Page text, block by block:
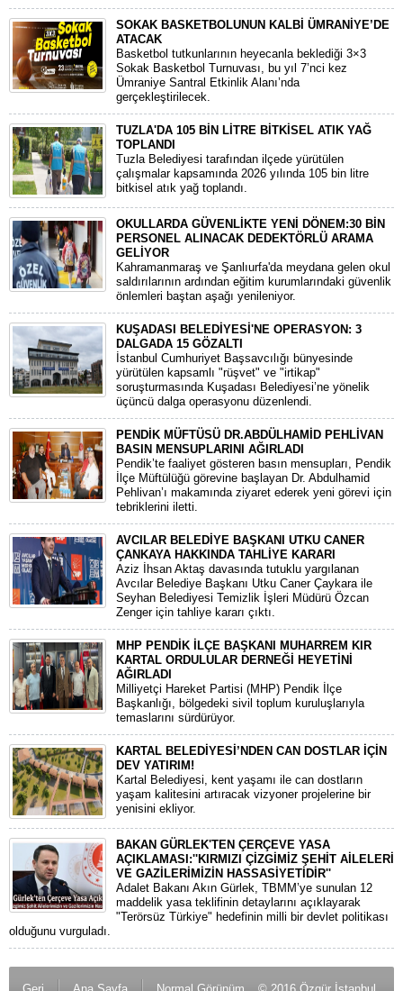
SOKAK BASKETBOLUNUN KALBİ ÜMRANİYE’DE
ATACAK
Basketbol tutkunlarının heyecanla beklediği 3×3
Sokak Basketbol Turnuvası, bu yıl 7’nci kez
Ümraniye Santral Etkinlik Alanı’nda
gerçekleştirilecek.
TUZLA'DA 105 BİN LİTRE BİTKİSEL ATIK YAĞ
TOPLANDI
Tuzla Belediyesi tarafından ilçede yürütülen
çalışmalar kapsamında 2026 yılında 105 bin litre
bitkisel atık yağ toplandı.
OKULLARDA GÜVENLİKTE YENİ DÖNEM:30 BİN
PERSONEL ALINACAK DEDEKTÖRLÜ ARAMA
GELİYOR
​Kahramanmaraş ve Şanlıurfa'da meydana gelen okul
saldırılarının ardından eğitim kurumlarındaki güvenlik
önlemleri baştan aşağı yenileniyor.
KUŞADASI BELEDİYESİ'NE OPERASYON: 3
DALGADA 15 GÖZALTI
​İstanbul Cumhuriyet Başsavcılığı bünyesinde
yürütülen kapsamlı "rüşvet" ve "irtikap"
soruşturmasında Kuşadası Belediyesi’ne yönelik
üçüncü dalga operasyonu düzenlendi.
PENDİK MÜFTÜSÜ DR.ABDÜLHAMİD PEHLİVAN
BASIN MENSUPLARINI AĞIRLADI
​Pendik’te faaliyet gösteren basın mensupları, Pendik
İlçe Müftülüğü görevine başlayan Dr. Abdulhamid
Pehlivan’ı makamında ziyaret ederek yeni görevi için
tebriklerini iletti.
AVCILAR BELEDİYE BAŞKANI UTKU CANER
ÇANKAYA HAKKINDA TAHLİYE KARARI
​Aziz İhsan Aktaş davasında tutuklu yargılanan
Avcılar Belediye Başkanı Utku Caner Çaykara ile
Seyhan Belediyesi Temizlik İşleri Müdürü Özcan
Zenger için tahliye kararı çıktı.
MHP PENDİK İLÇE BAŞKANI MUHARREM KIR
KARTAL ORDULULAR DERNEĞİ HEYETİNİ
AĞIRLADI
​Milliyetçi Hareket Partisi (MHP) Pendik İlçe
Başkanlığı, bölgedeki sivil toplum kuruluşlarıyla
temaslarını sürdürüyor.
KARTAL BELEDİYESİ’NDEN CAN DOSTLAR İÇİN
DEV YATIRIM!
Kartal Belediyesi, kent yaşamı ile can dostların
yaşam kalitesini artıracak vizyoner projelerine bir
yenisini ekliyor.
BAKAN GÜRLEK'TEN ÇERÇEVE YASA
AÇIKLAMASI:''KIRMIZI ÇİZGİMİZ ŞEHİT AİLELERİ
VE GAZİLERİMİZİN HASSASİYETİDİR''
Adalet Bakanı Akın Gürlek, TBMM’ye sunulan 12
maddelik yasa teklifinin detaylarını açıklayarak
"Terörsüz Türkiye" hedefinin milli bir devlet politikası
olduğunu vurguladı.